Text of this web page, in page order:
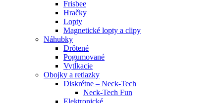
Frisbee
Hračky
Lopty
Magnetické lopty a clipy
Náhubky
Drôtené
Pogumované
Vytĺkacie
Obojky a retiazky
Diskrétne – Neck-Tech
Neck-Tech Fun
Elektronické